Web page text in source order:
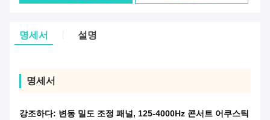
명세서 설명
명세서
강조하다: 변동 밀도 조정 패널, 125-4000Hz 콘서트 어쿠스틱